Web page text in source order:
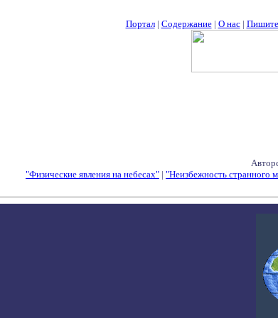
Портал| Содержание| О нас| Пишите
"Физические явления на небесах" | "Неизбежность странного